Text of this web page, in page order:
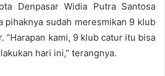
Denpasar Widia Putra Santosa
pihaknya sudah meresmikan 9 klub
“Harapan kami, 9 klub catur itu bisa
hari ini,” terangnya.